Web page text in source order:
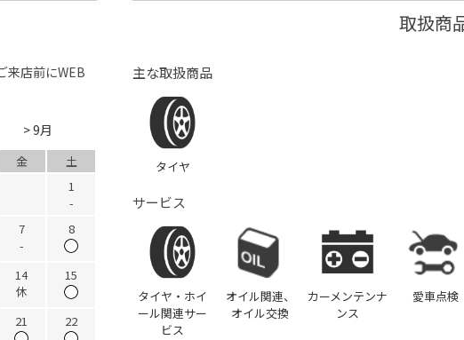
来店前にWEB
> 9月
金
土
1
-
7
-
8
14
休
15
21 22
取扱商
主な取扱商品
タイヤ
サービス
タイヤ・ホイ
ール関連サー
ビス
オイル関連、
オイル交換
カーメンテンナ
ンス
愛車点検